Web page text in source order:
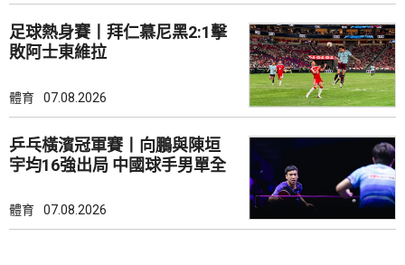
足球熱身賽丨拜仁慕尼黑2:1擊
敗阿士東維拉
體育 07.08.2026
乒乓橫濱冠軍賽丨向鵬與陳垣
宇均16強出局 中國球手男單全
體育 07.08.2026